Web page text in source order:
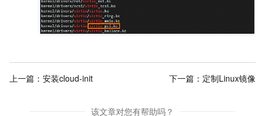
上一篇： 安装cloud-init 下一篇： 定制Linux镜像
该文章对您有帮助吗？